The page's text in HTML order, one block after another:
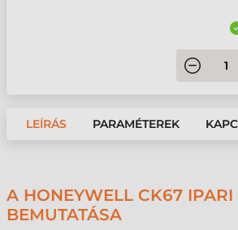
LEÍRÁS PARAMÉTEREK
A HONEYWELL CK67 IPARI
BEMUTATÁSA